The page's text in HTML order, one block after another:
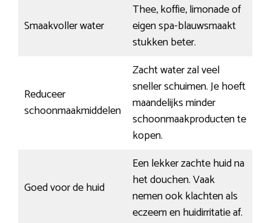
Smaakvoller water
Thee, koffie, limonade of
eigen spa-blauwsmaakt
stukken beter.
Reduceer
schoonmaakmiddelen
Zacht water zal veel
sneller schuimen. Je hoeft
maandelijks minder
schoonmaakproducten te
kopen.
Goed voor de huid
Een lekker zachte huid na
het douchen. Vaak
nemen ook klachten als
eczeem en huidirritatie af.